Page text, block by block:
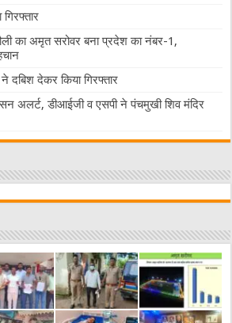
का अमृत सरोवर बना प्रदेश का नंबर-1,
दबिश देकर किया गिरफ्तार
अलर्ट, डीआईजी व एसपी ने पंचमुखी शिव मंदिर